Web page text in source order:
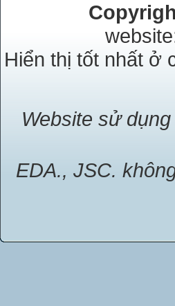
Hiển thị tốt nhất ở
Website sử
EDA., JSC.